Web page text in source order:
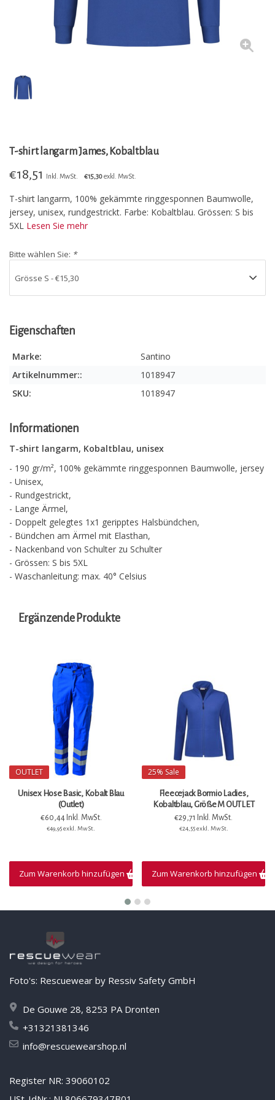
T-shirt langarm James, Kobaltblau
€18,51 Inkl. MwSt. €15,30exkl. MwSt.
T-shirt langarm, 100% gekämmte ringgesponnen Baumwolle,
jersey, unisex, rundgestrickt. Farbe: Kobaltblau. Grössen: S bis
5XL Lesen Sie mehr
Bitte wählen Sie: *
Eigenschaften
Marke:
Santino
Artikelnummer::
1018947
SKU:
1018947
Informationen
T-shirt langarm, Kobaltblau, unisex
- 190 gr/m², 100% gekämmte ringgesponnen Baumwolle, jersey
- Unisex,
- Rundgestrickt,
- Lange Ärmel,
- Doppelt gelegtes 1x1 geripptes Halsbündchen,
- Bündchen am Ärmel mit Elasthan,
- Nackenband von Schulter zu Schulter
- Grössen: S bis 5XL
- Waschanleitung: max. 40° Celsius
Ergänzende Produkte
OUTLET
Unisex Hose Basic, Kobalt Blau
(Outlet)
€60,44 Inkl. MwSt.
€49,95 exkl. MwSt.
Zum Warenkorb hinzufügen
25% Sale
Fleecejack Bormio Ladies,
Kobaltblau, Größe M OUTLET
€29,71 Inkl. MwSt.
€24,55 exkl. MwSt.
Zum Warenkorb hinzufügen
Foto's: Rescuewear by Ressiv Safety GmbH
De Gouwe 28, 8253 PA Dronten
+31321381346
info@rescuewearshop.nl
Register NR: 39060102